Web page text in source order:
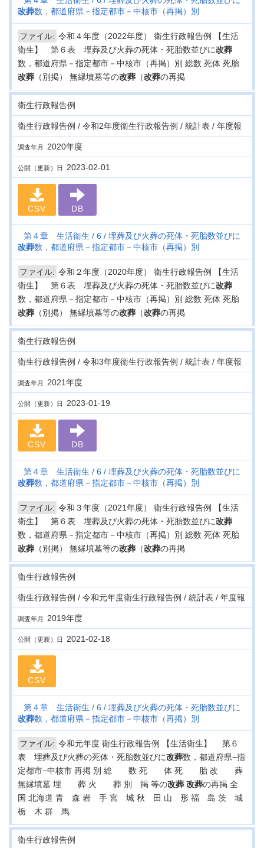
改葬数，都道府県－指定都市－中核市（再掲）別
ファイル: 令和４年度（2022年度） 衛生行政報告例 【生活
衛生】 第６表 埋葬及び火葬の死体・死胎数並びに改葬
数，都道府県－指定都市－中核市（再掲）別 総数 死体 死胎
改葬 （別掲） 無縁墳墓等の改葬 （改葬の再掲
衛生行政報告例
衛生行政報告例 / 令和2年度衛生行政報告例 / 統計表 / 年度報
調査年月 2020年度
公開（更新）日 2023-02-01
CSV DB
第４章 生活衛生 6
埋葬及び火葬の死体・死胎数並びに
改葬数，都道府県－指定都市－中核市（再掲）別
ファイル: 令和２年度（2020年度） 衛生行政報告例 【生活
衛生】 第６表 埋葬及び火葬の死体・死胎数並びに改葬
数，都道府県－指定都市－中核市（再掲）別 総数 死体 死胎
改葬 （別掲） 無縁墳墓等の改葬 （改葬の再掲
衛生行政報告例
衛生行政報告例 / 令和3年度衛生行政報告例 / 統計表 / 年度報
調査年月 2021年度
公開（更新）日 2023-01-19
CSV DB
第４章 生活衛生 6
埋葬及び火葬の死体・死胎数並びに
改葬数，都道府県－指定都市－中核市（再掲）別
ファイル: 令和３年度（2021年度） 衛生行政報告例 【生活
衛生】 第６表 埋葬及び火葬の死体・死胎数並びに改葬
数，都道府県－指定都市－中核市（再掲）別 総数 死体 死胎
改葬 （別掲） 無縁墳墓等の改葬 （改葬の再掲
衛生行政報告例
衛生行政報告例 / 令和元年度衛生行政報告例 / 統計表 / 年度報
調査年月 2019年度
公開（更新）日 2021-02-18
CSV
第４章 生活衛生 6
埋葬及び火葬の死体・死胎数並びに
改葬数，都道府県－指定都市－中核市（再掲）別
ファイル: 令和元年度 衛生行政報告例 【生活衛生】 第６
表 埋葬及び火葬の死体・死胎数並びに改葬数，都道府県−指
定都市−中核市 再掲 別 総 数 死 体 死 胎 改 葬
無縁墳墓 埋 葬 火 葬 別 掲 等の改葬 改葬の再掲 全
国 北海道 青 森 岩 手 宮 城 秋 田 山 形 福 島 茨 城
栃 木 群 馬
衛生行政報告例